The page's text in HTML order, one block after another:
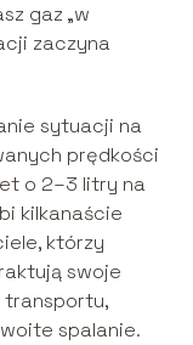
gaz „w
zaczyna
sytuacji na
prędkości
o 2–3 litry na
kilkanaście
którzy
swoje
transportu,
spalanie.